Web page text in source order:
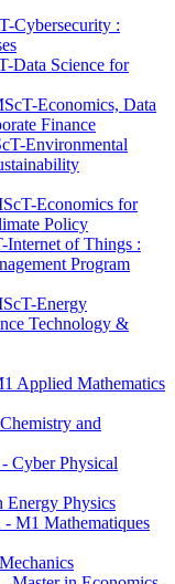
Cybersecurity :
Data Science for
Economics, Data
Finance
Environmental
Economics for
Policy
of Things :
Program
Energy
Technology &
Applied Mathematics
and
Cyber Physical
Physics
M1 Mathematiques